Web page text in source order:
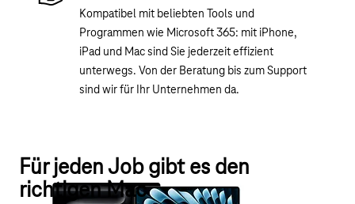
Kompatibel mit beliebten Tools und
Programmen wie Microsoft 365: mit iPhone,
iPad und Mac sind Sie jederzeit effizient
unterwegs. Von der Beratung bis zum Support
sind wir für Ihr Unternehmen da.
Für jeden Job gibt es den
richtigen Mac